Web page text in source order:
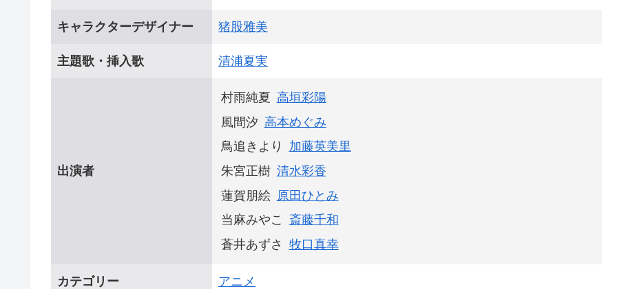
キャラクターデザイナー 猪股雅美
主題歌・挿入歌 清浦夏実
出演者
村雨純夏
高垣彩陽
風間汐 高本めぐみ
鳥追きより
加藤英美里
朱宮正樹 清水彩香
蓮賀朋絵 原田ひとみ
当麻みやこ
斎藤千和
蒼井あずさ
牧口真幸
カテゴリー アニメ